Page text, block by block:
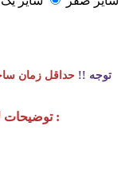
توجه !!
توضیحات لازم جهت اندازه گیری سایز دقیق برای النگو :